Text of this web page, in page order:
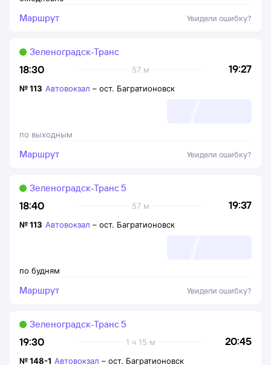
Маршрут Увидели ошибку?
18:30 19:27
57 м
Зеленоградск-Транс
по выходным
№113 Автовокзал – ост. Багратионовск
Маршрут Увидели ошибку?
18:40 19:37
57 м
Зеленоградск-Транс 5
по будням
№113 Автовокзал – ост. Багратионовск
Маршрут Увидели ошибку?
19:30 20:45
1 ч 15 м
Зеленоградск-Транс 5
№148-1 Автовокзал – ост. Багратионовск